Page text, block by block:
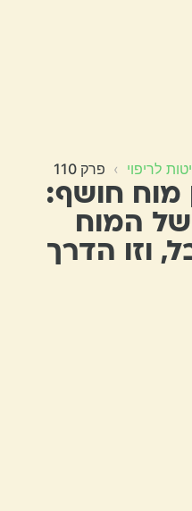
לריפוי › פרק 110
מוח חושף:
המוח
וזו הדרך